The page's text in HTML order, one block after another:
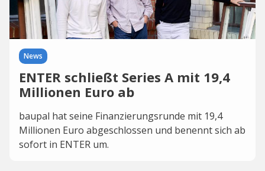
News
ENTER schließt Series A mit 19,4
Millionen Euro ab
baupal hat seine Finanzierungsrunde mit 19,4
Millionen Euro abgeschlossen und benennt sich ab
sofort in ENTER um.